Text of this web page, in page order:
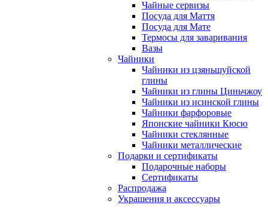
Чайные сервизы
Посуда для Маття
Посуда для Мате
Термосы для заваривания
Вазы
Чайники
Чайники из цзяньшуйской
глины
Чайники из глины Циньчжоу
Чайники из исинской глины
Чайники фарфоровые
Японские чайники Кюсю
Чайники стеклянные
Чайники металлические
Подарки и сертификаты
Подарочные наборы
Сертификаты
Распродажа
Украшения и аксессуары